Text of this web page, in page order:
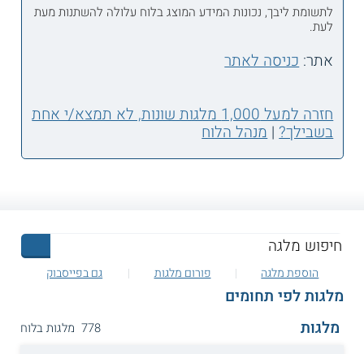
לתשומת ליבך, נכונות המידע המוצג בלוח עלולה להשתנות מעת
לעת.
אתר:כניסה לאתר
חזרה למעל 1,000 מלגות שונות, לא תמצא/י אחת
בשבילך?|מנהל הלוח
הוספת מלגה פורום מלגות גם בפייסבוק
מלגות לפי תחומים
מלגות
778 מלגות בלוח